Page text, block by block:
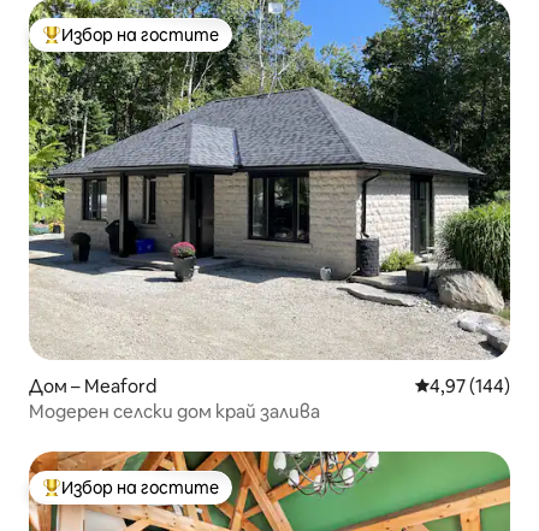
Най-популярен избор на гостите
Избор на гостите
Дом – Meaford Средна
4,97 (144)
Модерен селски дом край залива
Най-популярен избор на гостите
Избор на гостите